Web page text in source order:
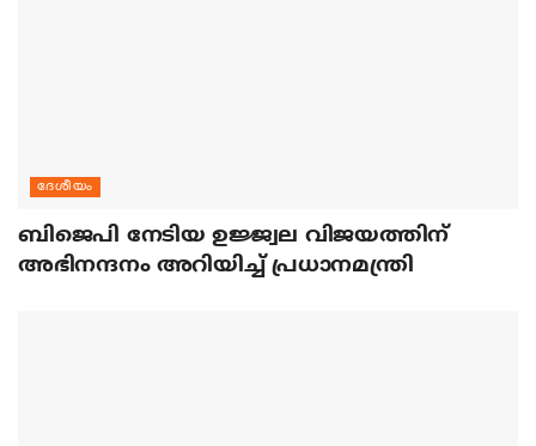
ദേശീയം
ബിജെപി നേടിയ ഉജ്ജ്വല വിജയത്തിന്
അഭിനന്ദനം അറിയിച്ച് പ്രധാനമന്ത്രി